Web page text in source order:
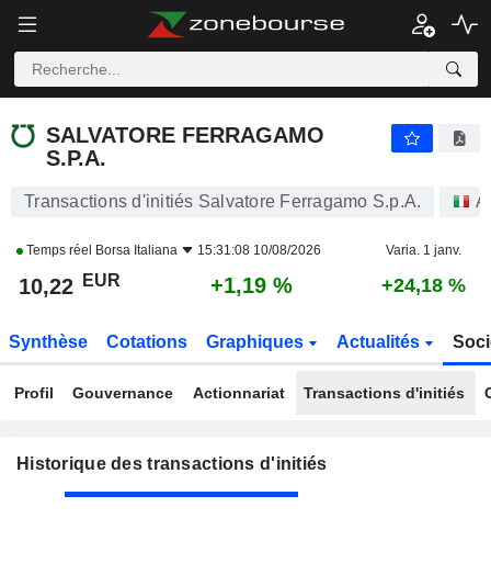
SALVATORE FERRAGAMO S.P.A.
SALVATORE FERRAGAMO
S.P.A.
Transactions d'initiés Salvatore Ferragamo S.p.A.
Temps réel Borsa Italiana 15:31:08 10/08/2026 Varia. 1 janv.
10,22 EUR +1,19 % +24,18 %
Synthèse Cotations Graphiques Actualités
Profil Gouvernance Actionnariat Transactions d'initiés
Historique des transactions d'initiés